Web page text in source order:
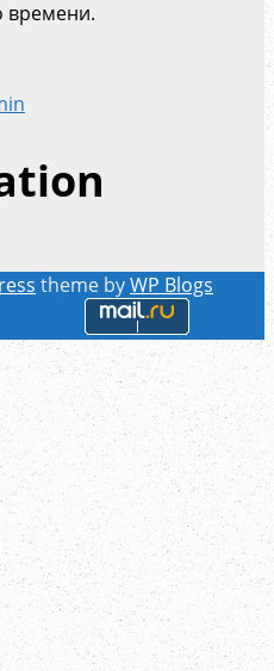
времени.
theme byWP Blogs